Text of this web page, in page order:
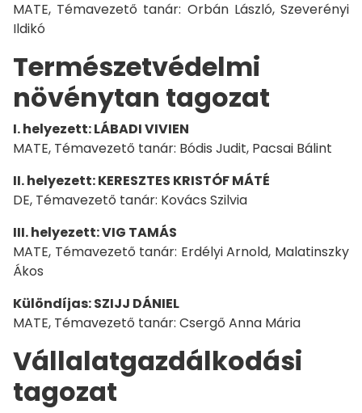
MATE, Témavezető tanár: Orbán László, Szeverényi
Ildikó
Természetvédelmi
növénytan tagozat
I. helyezett: LÁBADI VIVIEN
MATE, Témavezető tanár: Bódis Judit, Pacsai Bálint
II. helyezett: KERESZTES KRISTÓF MÁTÉ
DE, Témavezető tanár: Kovács Szilvia
III. helyezett: VIG TAMÁS
MATE, Témavezető tanár: Erdélyi Arnold, Malatinszky
Ákos
Különdíjas: SZIJJ DÁNIEL
MATE, Témavezető tanár: Csergő Anna Mária
Vállalatgazdálkodási
tagozat